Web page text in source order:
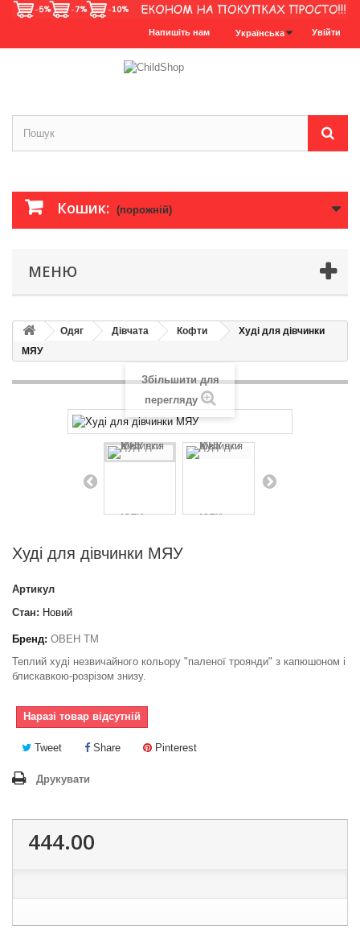
Увійти
Українська
Напишіть нам
Кошик: (порожній)
МЕНЮ
Одяг Дівчата Кофти
Худі для дівчинки
МЯУ
Збільшити для
перегляду
Худі для дівчинки МЯУ
Артикул
Стан: Новий
Бренд: ОВЕН ТМ
Теплий худі незвичайного кольору "паленої троянди" з капюшоном і
блискавкою-розрізом знизу.
Наразі товар відсутній
Tweet Share Pinterest
Друкувати
444.00